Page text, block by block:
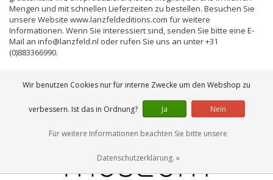
Mengen und mit schnellen Lieferzeiten zu bestellen. Besuchen Sie
unsere Website www.lanzfeldeditions.com für weitere
Informationen. Wenn Sie interessiert sind, senden Sie bitte eine E-
Mail an info@lanzfeld.nl oder rufen Sie uns an unter +31
(0)883366990.
Wir benutzen Cookies nur für interne Zwecke um den Webshop zu
verbessern. Ist das in Ordnung? Ja Nein
Für weitere Informationen beachten Sie bitte unsere
Datenschutzerklärung. »